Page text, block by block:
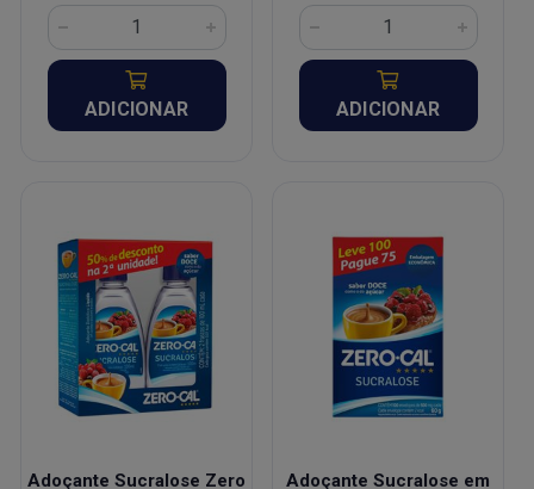
ADICIONAR ADICIONAR
Adoçante Sucralose Zero
Adoçante Sucralose em